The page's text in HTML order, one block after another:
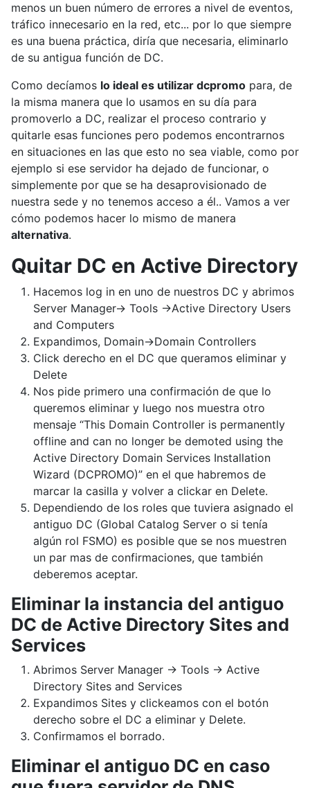
menos un buen número de errores a nivel de eventos,
tráfico innecesario en la red, etc... por lo que siempre
es una buena práctica, diría que necesaria, eliminarlo
de su antigua función de DC.
Como decíamos lo ideal es utilizar dcpromo para, de
la misma manera que lo usamos en su día para
promoverlo a DC, realizar el proceso contrario y
quitarle esas funciones pero podemos encontrarnos
en situaciones en las que esto no sea viable, como por
ejemplo si ese servidor ha dejado de funcionar, o
simplemente por que se ha desaprovisionado de
nuestra sede y no tenemos acceso a él.. Vamos a ver
cómo podemos hacer lo mismo de manera
alternativa.
Quitar DC en Active Directory
Hacemos log in en uno de nuestros DC y abrimos
Server Manager-> Tools ->Active Directory Users
and Computers
Expandimos, Domain->Domain Controllers
Click derecho en el DC que queramos eliminar y
Delete
Nos pide primero una confirmación de que lo
queremos eliminar y luego nos muestra otro
mensaje “This Domain Controller is permanently
offline and can no longer be demoted using the
Active Directory Domain Services Installation
Wizard (DCPROMO)” en el que habremos de
marcar la casilla y volver a clickar en Delete.
Dependiendo de los roles que tuviera asignado el
antiguo DC (Global Catalog Server o si tenía
algún rol FSMO) es posible que se nos muestren
un par mas de confirmaciones, que también
deberemos aceptar.
Eliminar la instancia del antiguo
DC de Active Directory Sites and
Services
Abrimos Server Manager -> Tools -> Active
Directory Sites and Services
Expandimos Sites y clickeamos con el botón
derecho sobre el DC a eliminar y Delete.
Confirmamos el borrado.
Eliminar el antiguo DC en caso